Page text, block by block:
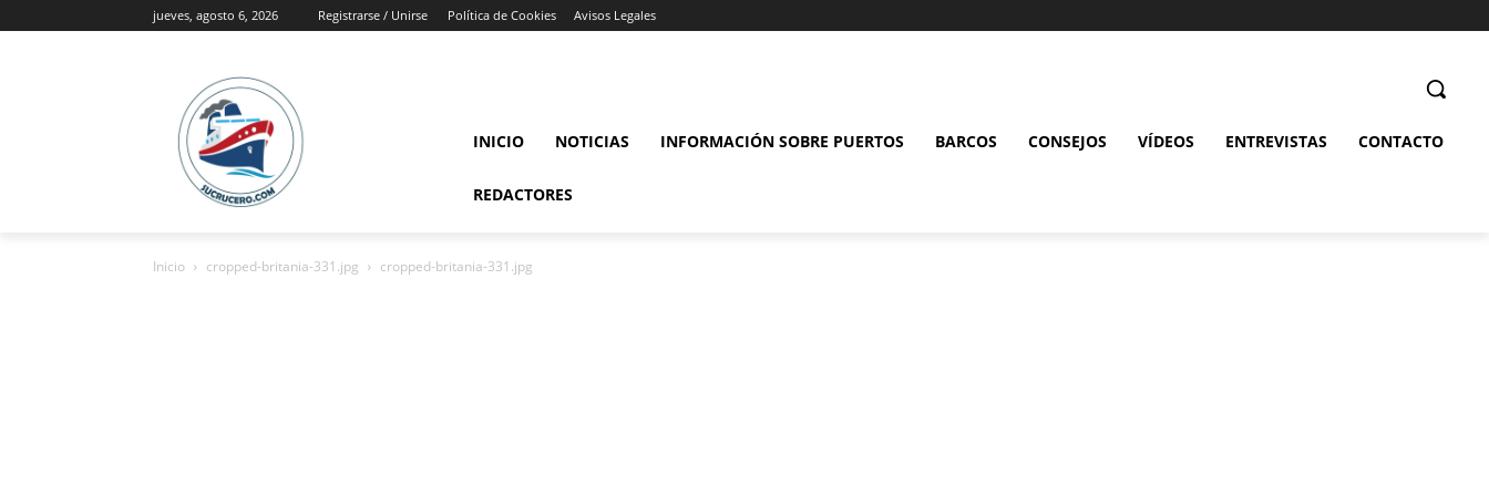
jueves, agosto 6, 2026 Registrarse / Unirse Política de Cookies Avisos Legales
INICIO NOTICIAS INFORMACIÓN SOBRE PUERTOS BARCOS CONSEJOS VÍDEOS ENTREVISTAS CONTACTO
REDACTORES
Inicio cropped-britania-331.jpg cropped-britania-331.jpg